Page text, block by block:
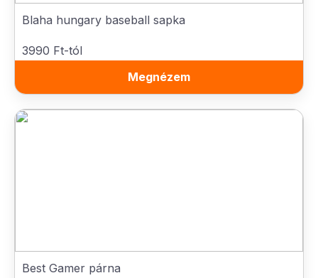
Blaha hungary baseball sapka
3990 Ft-tól
Megnézem
Best Gamer párna